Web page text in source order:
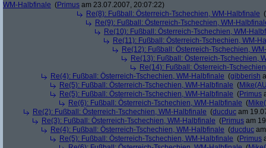
WM-Halbfinale (Primus am 23.07.2007, 20:07:22)
Re(8): Fußball: Österreich-Tschechien, WM-Halbfinale (
Re(9): Fußball: Österreich-Tschechien, WM-
Re(10): Fußball: Österreich-Tschechien, WM-
Re(11): Fußball: Österreich-Tschechien, WM-
Re(12): Fußball: Österreich-Tschechien,
Re(13): Fußball: Österreich-Tschechien,
Re(14): Fußball: Österreich-
Re(4): Fußball: Österreich-Tschechien, WM-Halbfinale (gibberish
Re(5): Fußball: Österreich-Tschechien, WM-Halbfinale (
Re(5): Fußball: Österreich-Tschechien, WM-Halbfinale (Primus
Re(6): Fußball: Österreich-Tschechien, WM-Halbfinale (
Re(2): Fußball: Österreich-Tschechien, WM-Halbfinale (ducduc am
Re(3): Fußball: Österreich-Tschechien, WM-Halbfinale (Primus am
Re(4): Fußball: Österreich-Tschechien, WM-Halbfinale (ducduc
Re(5): Fußball: Österreich-Tschechien, WM-Halbfinale (Primus